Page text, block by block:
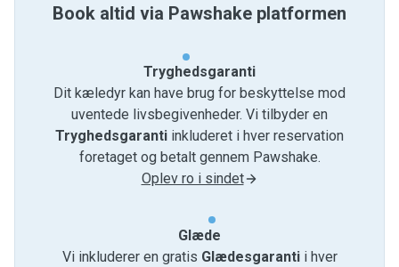
Book altid via Pawshake platformen
Tryghedsgaranti
Dit kæledyr kan have brug for beskyttelse mod
uventede livsbegivenheder. Vi tilbyder en
Tryghedsgaranti inkluderet i hver reservation
foretaget og betalt gennem Pawshake.
Oplev ro i sindet
Glæde
Vi inkluderer en gratis Glædesgarantii hver